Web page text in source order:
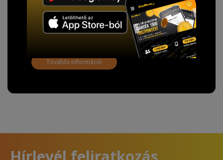
A Kormány döntése alapján a kereskedő minden tartós
adathordozó termék vásárlásakor köteles ingyenes
adattörlő kódot biztosítani.
További információ